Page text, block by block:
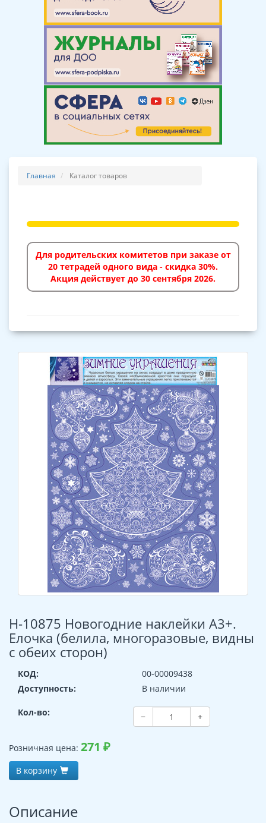
Главная Каталог товаров
Для родительских комитетов при заказе от
20 тетрадей одного вида - скидка 30%.
Акция действует до 30 сентября 2026.
Н-10875 Новогодние наклейки А3+.
Елочка (белила, многоразовые, видны
с обеих сторон)
КОД:
00-00009438
Доступность:
В наличии
Кол-во: − +
Розничная цена: 271 ₽
В корзину
Описание